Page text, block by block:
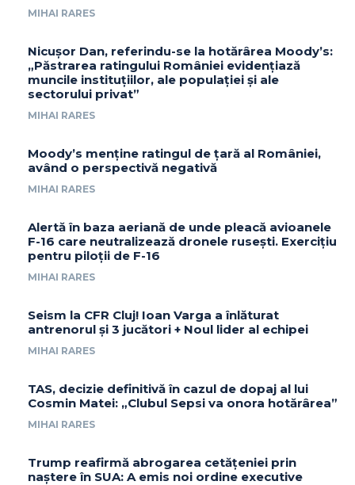
MIHAI RARES
Nicușor Dan, referindu-se la hotărârea Moody’s:
„Păstrarea ratingului României evidențiază
muncile instituțiilor, ale populației și ale
sectorului privat”
MIHAI RARES
Moody’s menține ratingul de țară al României,
având o perspectivă negativă
MIHAI RARES
Alertă în baza aeriană de unde pleacă avioanele
F-16 care neutralizează dronele rusești. Exercițiu
pentru piloții de F-16
MIHAI RARES
Seism la CFR Cluj! Ioan Varga a înlăturat
antrenorul și 3 jucători + Noul lider al echipei
MIHAI RARES
TAS, decizie definitivă în cazul de dopaj al lui
Cosmin Matei: „Clubul Sepsi va onora hotărârea”
MIHAI RARES
Trump reafirmă abrogarea cetățeniei prin
naștere în SUA: A emis noi ordine executive